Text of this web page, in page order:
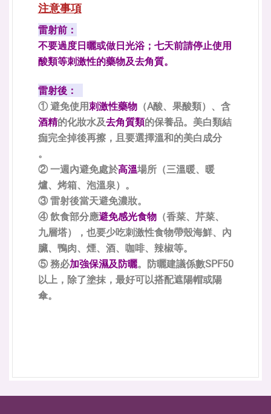
注意事項
雷射前：
不要過度日曬或做日光浴；七天前請停止使用
酸類等刺激性的藥物及去角質。
雷射後：
① 避免使用刺激性藥物（A酸、果酸類）、含
酒精的化妝水及去角質類的保養品。美白類結
痂完全掉後再擦，且要選擇溫和的美白成分
。
② 一週內避免處於高溫場所（三溫暖、暖
爐、烤箱、泡溫泉）。
③ 雷射後當天避免濃妝。
④ 飲食部分應避免感光食物（香菜、芹菜、
九層塔），也要少吃刺激性食物帶殼海鮮、內
臟、鴨肉、煙、酒、咖啡、辣椒等。
⑤ 務必加強保濕及防曬。防曬建議係數SPF50
以上，除了塗抹，最好可以搭配遮陽帽或陽
傘。